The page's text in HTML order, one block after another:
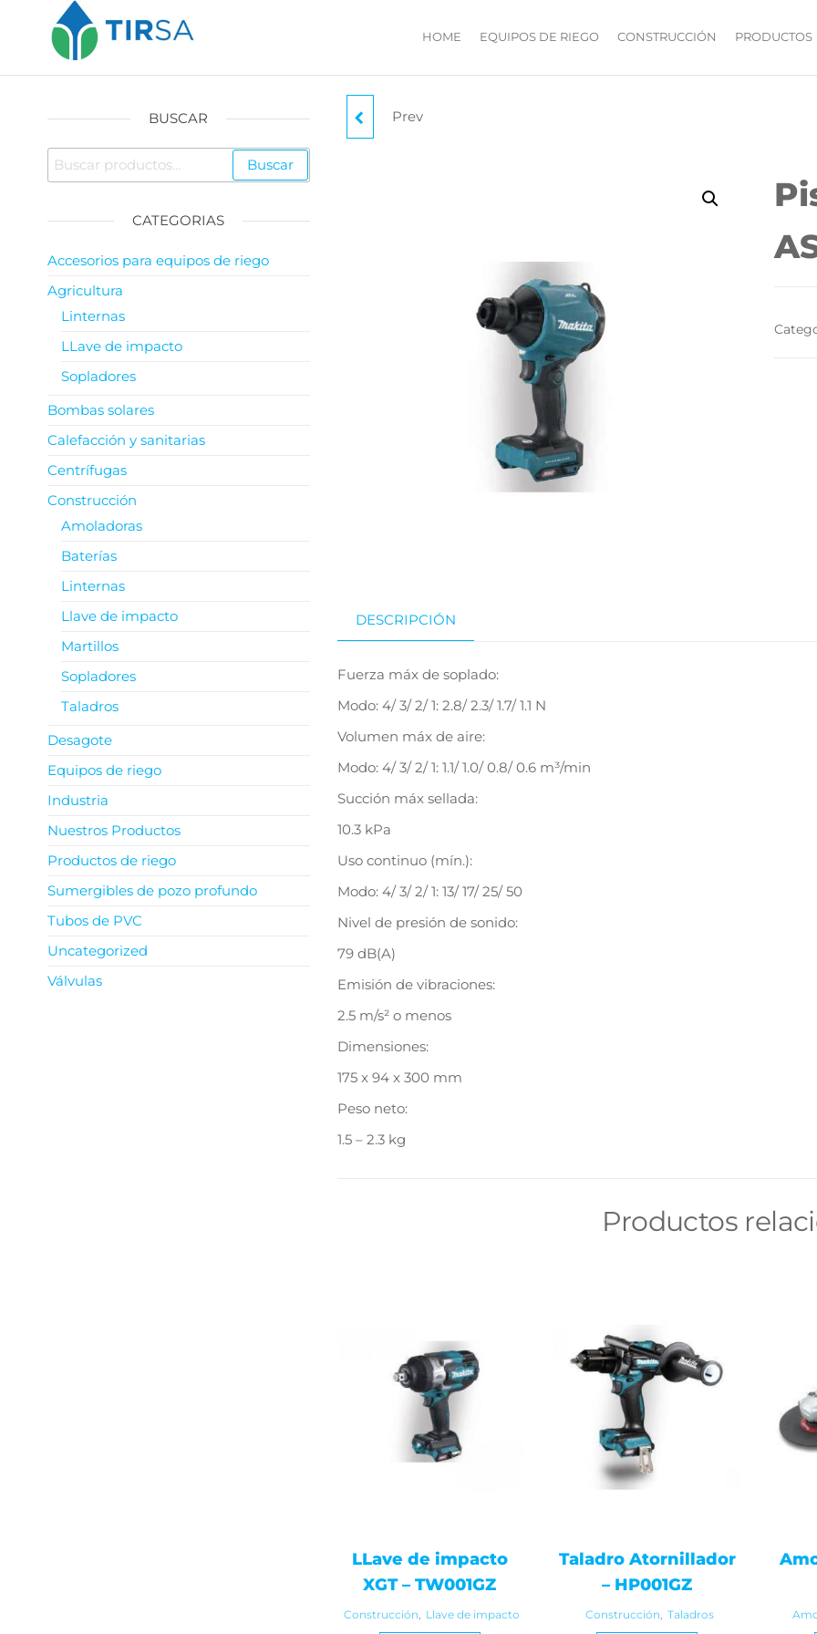
HOME EQUIPOS DE RIEGO CONSTRUCCIÓN PRODUCTOS
Prev
DESCRIPCIÓN
Fuerza máx de soplado:
Modo: 4/ 3/ 2/ 1: 2.8/ 2.3/ 1.7/ 1.1 N
Volumen máx de aire:
Modo: 4/ 3/ 2/ 1: 1.1/ 1.0/ 0.8/ 0.6 m³/min
Succión máx sellada:
10.3 kPa
Uso continuo (mín.):
Modo: 4/ 3/ 2/ 1: 13/ 17/ 25/ 50
Nivel de presión de sonido:
79 dB(A)
Emisión de vibraciones:
2.5 m/s² o menos
Dimensiones:
175 x 94 x 300 mm
Peso neto:
1.5 – 2.3 kg
Productos
LLave de impacto
XGT – TW001GZ
Construcción, Llave de impacto
Taladro Atornillador
– HP001GZ
Construcción, Taladros
BUSCAR
Buscar
CATEGORIAS
Accesorios para equipos de riego
Agricultura
Linternas
LLave de impacto
Sopladores
Bombas solares
Calefacción y sanitarias
Centrífugas
Construcción
Amoladoras
Baterías
Linternas
Llave de impacto
Martillos
Sopladores
Taladros
Desagote
Equipos de riego
Industria
Nuestros Productos
Productos de riego
Sumergibles de pozo profundo
Tubos de PVC
Uncategorized
Válvulas